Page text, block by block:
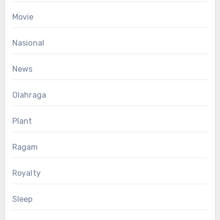
Movie
Nasional
News
Olahraga
Plant
Ragam
Royalty
Sleep